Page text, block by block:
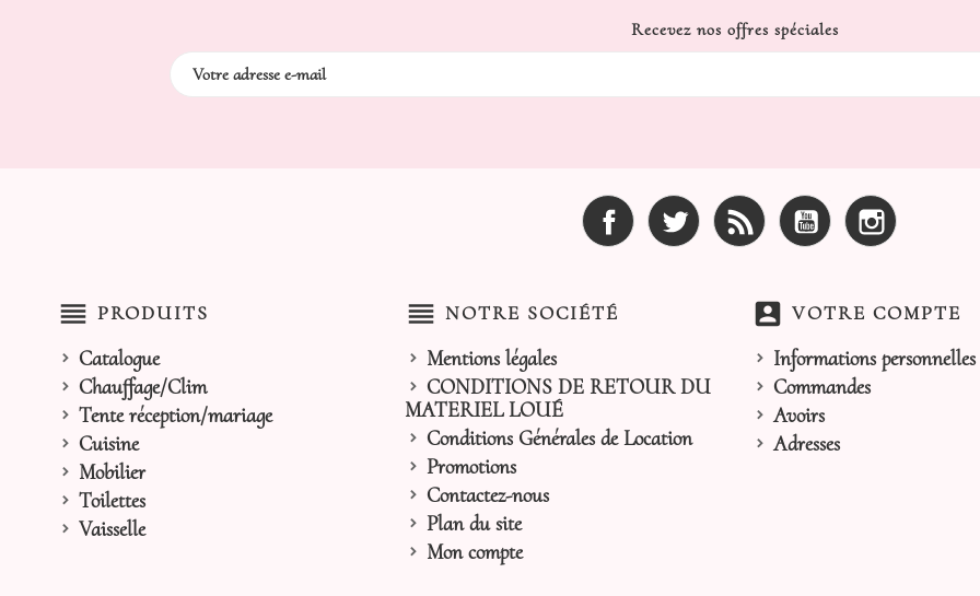
Recevez nos offres spéciales
Facebook Twitter Rss YouTube
reorder PRODUITS
Catalogue
Chauffage/Clim
Tente réception/mariage
Cuisine
Mobilier
Toilettes
Vaisselle
reorder NOTRE SOCIÉTÉ
Mentions légales
CONDITIONS DE RETOUR DU
MATERIEL LOUÉ
Conditions Générales de Location
Promotions
Contactez-nous
Plan du site
Mon compte
account_box VOTRE COMPTE
Informations personnelles
Commandes
Avoirs
Adresses